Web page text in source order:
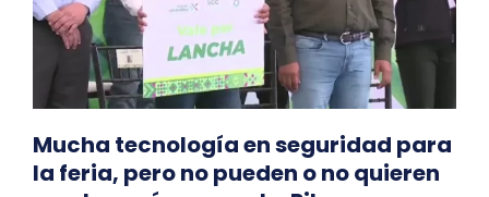
Mucha tecnología en seguridad para
la feria, pero no pueden o no quieren